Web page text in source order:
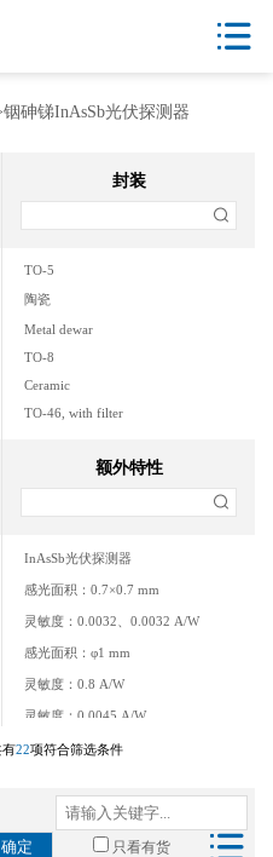
铟砷锑InAsSb光伏探测器
封装
TO-5
陶瓷
Metal dewar
TO-8
Ceramic
TO-46, with filter
TO-46, with filter，Metal
额外特性
InAsSb光伏探测器
感光面积：0.7×0.7 mm
灵敏度：0.0032、0.0032 A/W
感光面积：φ1 mm
灵敏度：0.8 A/W
灵敏度：0.0045 A/W
灵敏度：0.0023 A/W
灵敏度：0.003 A/W
灵敏度：0.0031 A/W
有22项符合筛选条件
确定 只看有货